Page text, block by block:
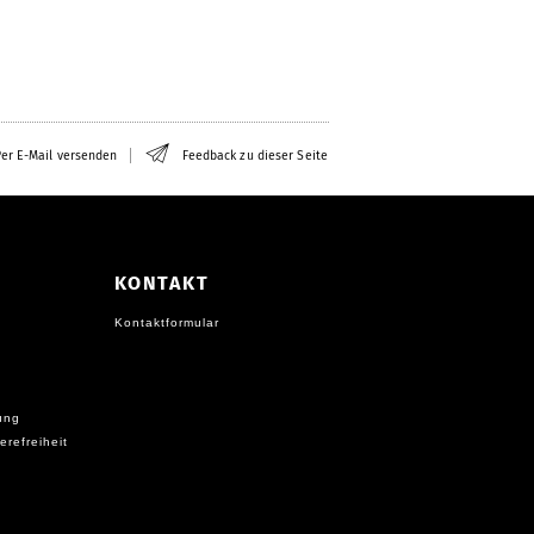
E-Mail versenden Feedback zu dieser Seite
KONTAKT
Kontaktformular